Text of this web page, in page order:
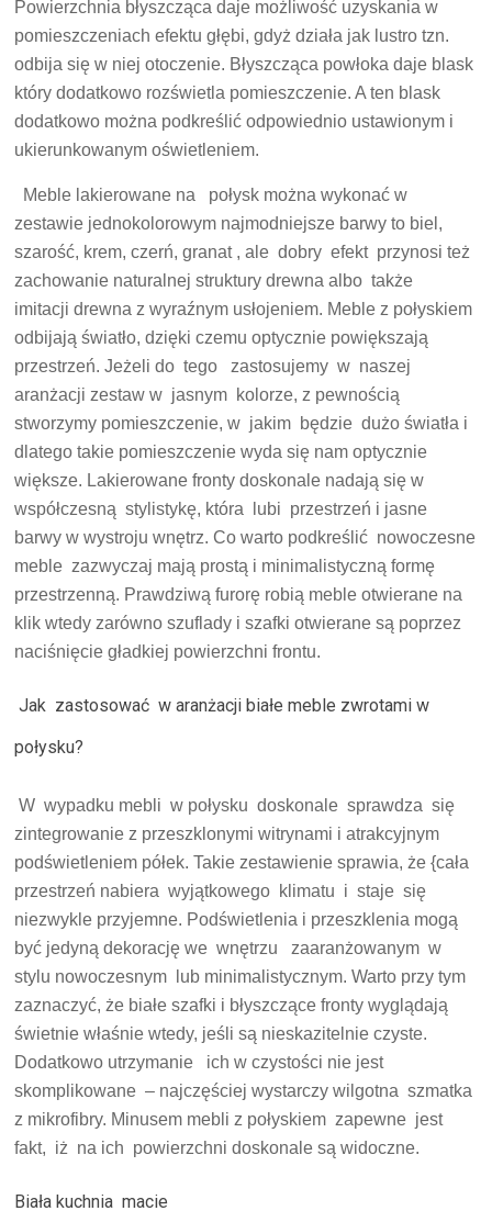
Powierzchnia błyszcząca daje możliwość uzyskania w
pomieszczeniach efektu głębi, gdyż działa jak lustro tzn.
odbija się w niej otoczenie. Błyszcząca powłoka daje blask
który dodatkowo rozświetla pomieszczenie. A ten blask
dodatkowo można podkreślić odpowiednio ustawionym i
ukierunkowanym oświetleniem.
Meble lakierowane na połysk można wykonać w
zestawie jednokolorowym najmodniejsze barwy to biel,
szarość, krem, czerń, granat , ale dobry efekt przynosi też
zachowanie naturalnej struktury drewna albo także
imitacji drewna z wyraźnym usłojeniem. Meble z połyskiem
odbijają światło, dzięki czemu optycznie powiększają
przestrzeń. Jeżeli do tego zastosujemy w naszej
aranżacji zestaw w jasnym kolorze, z pewnością
stworzymy pomieszczenie, w jakim będzie dużo światła i
dlatego takie pomieszczenie wyda się nam optycznie
większe. Lakierowane fronty doskonale nadają się w
współczesną stylistykę, która lubi przestrzeń i jasne
barwy w wystroju wnętrz. Co warto podkreślić nowoczesne
meble zazwyczaj mają prostą i minimalistyczną formę
przestrzenną. Prawdziwą furorę robią meble otwierane na
klik wtedy zarówno szuflady i szafki otwierane są poprzez
naciśnięcie gładkiej powierzchni frontu.
Jak zastosować w aranżacji białe meble zwrotami w
połysku?
W wypadku mebli w połysku doskonale sprawdza się
zintegrowanie z przeszklonymi witrynami i atrakcyjnym
podświetleniem półek. Takie zestawienie sprawia, że {cała
przestrzeń nabiera wyjątkowego klimatu i staje się
niezwykle przyjemne. Podświetlenia i przeszklenia mogą
być jedyną dekorację we wnętrzu zaaranżowanym w
stylu nowoczesnym lub minimalistycznym. Warto przy tym
zaznaczyć, że białe szafki i błyszczące fronty wyglądają
świetnie właśnie wtedy, jeśli są nieskazitelnie czyste.
Dodatkowo utrzymanie ich w czystości nie jest
skomplikowane – najczęściej wystarczy wilgotna szmatka
z mikrofibry. Minusem mebli z połyskiem zapewne jest
fakt, iż na ich powierzchni doskonale są widoczne.
Biała kuchnia macie